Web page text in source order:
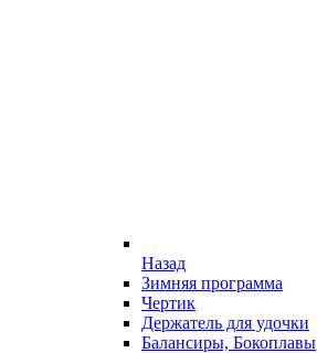
Назад
Зимняя программа
Чертик
Держатель для удочки
Балансиры, Бокоплавы